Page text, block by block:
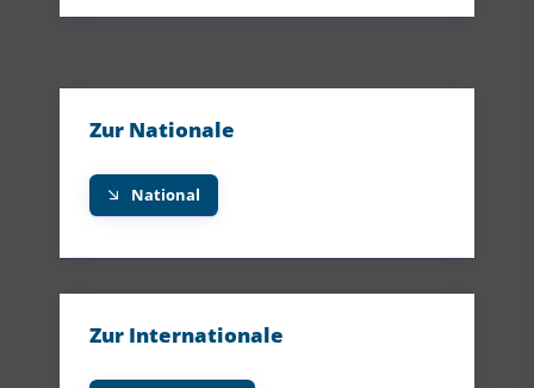
Zur Nationale
National
Zur Internationale